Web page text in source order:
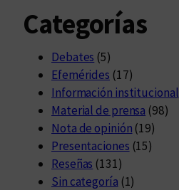
Categorías
Debates (5)
Efemérides (17)
Información institucional
Material de prensa (98)
Nota de opinión (19)
Presentaciones (15)
Reseñas (131)
Sin categoría (1)